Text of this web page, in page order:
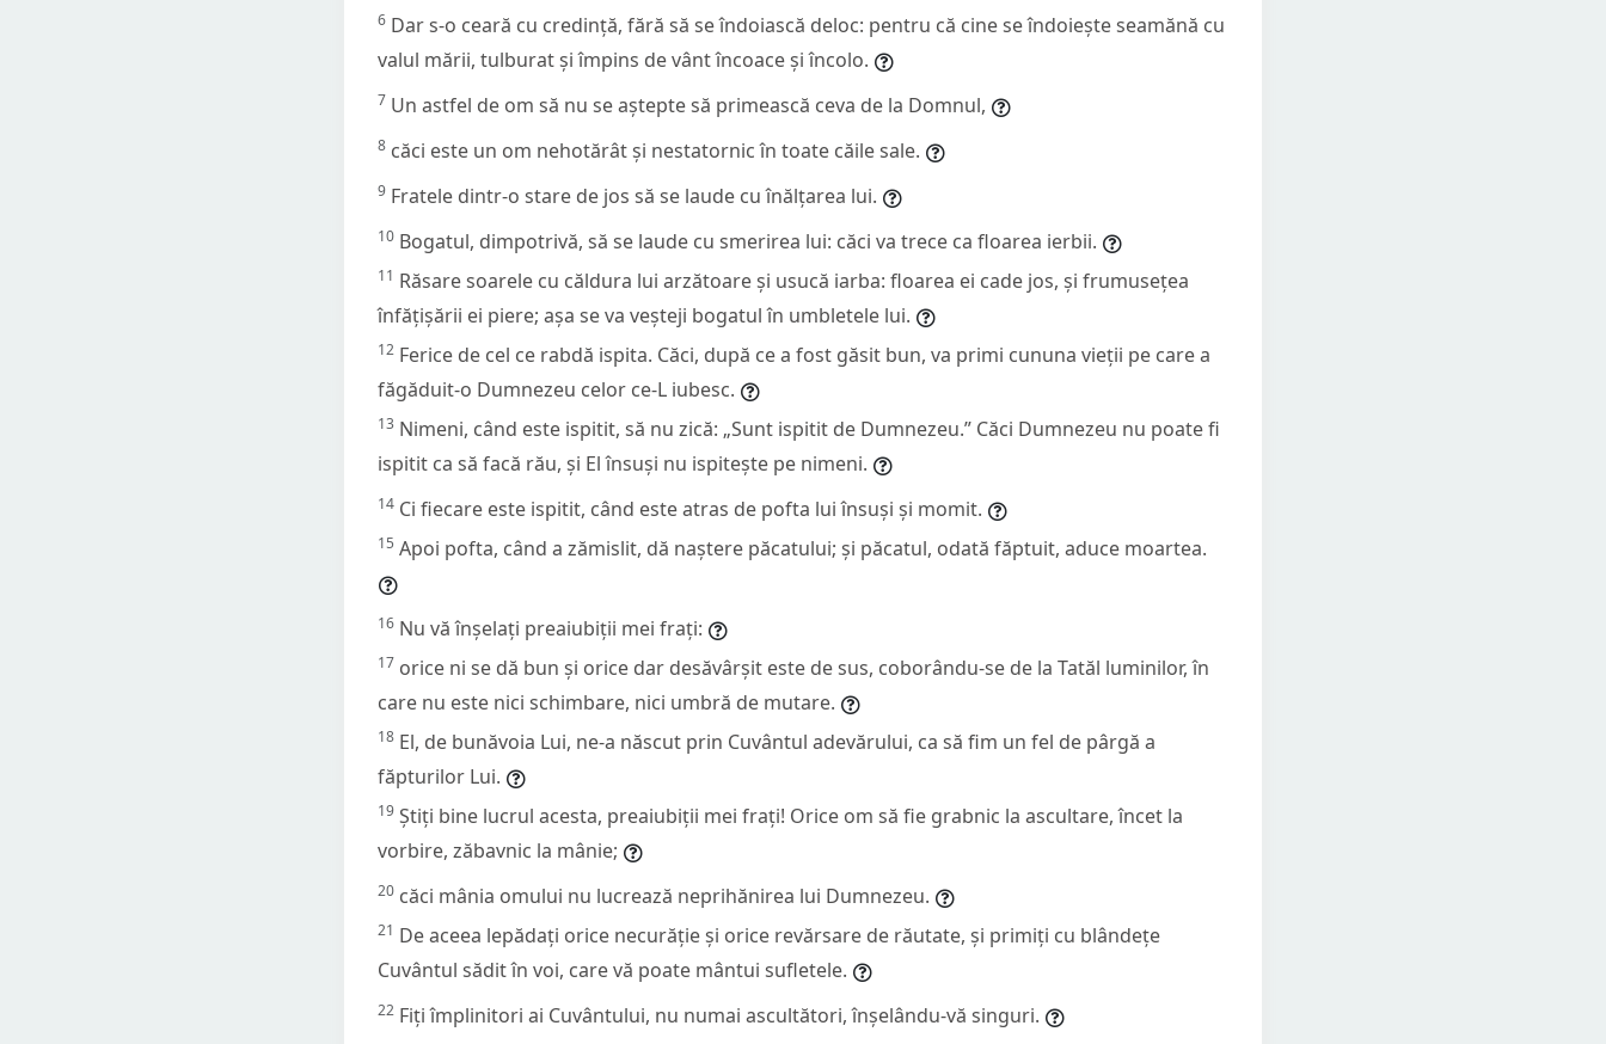
6 Dar s-o ceară cu credință, fără să se îndoiască deloc: pentru că cine se îndoiește seamănă cu
valul mării, tulburat și împins de vânt încoace și încolo.
7 Un astfel de om să nu se aștepte să primească ceva de la Domnul,
8 căci este un om nehotărât și nestatornic în toate căile sale.
9 Fratele dintr-o stare de jos să se laude cu înălțarea lui.
10 Bogatul, dimpotrivă, să se laude cu smerirea lui: căci va trece ca floarea ierbii.
11 Răsare soarele cu căldura lui arzătoare și usucă iarba: floarea ei cade jos, și frumusețea
înfățișării ei piere; așa se va veșteji bogatul în umbletele lui.
12 Ferice de cel ce rabdă ispita. Căci, după ce a fost găsit bun, va primi cununa vieții pe care a
făgăduit-o Dumnezeu celor ce-L iubesc.
13 Nimeni, când este ispitit, să nu zică: „Sunt ispitit de Dumnezeu.” Căci Dumnezeu nu poate fi
ispitit ca să facă rău, și El însuși nu ispitește pe nimeni.
14 Ci fiecare este ispitit, când este atras de pofta lui însuși și momit.
15 Apoi pofta, când a zămislit, dă naștere păcatului; și păcatul, odată făptuit, aduce moartea.
16 Nu vă înșelați preaiubiții mei frați:
17 orice ni se dă bun și orice dar desăvârșit este de sus, coborându-se de la Tatăl luminilor, în
care nu este nici schimbare, nici umbră de mutare.
18 El, de bunăvoia Lui, ne-a născut prin Cuvântul adevărului, ca să fim un fel de pârgă a
făpturilor Lui.
19 Știți bine lucrul acesta, preaiubiții mei frați! Orice om să fie grabnic la ascultare, încet la
vorbire, zăbavnic la mânie;
20 căci mânia omului nu lucrează neprihănirea lui Dumnezeu.
21 De aceea lepădați orice necurăție și orice revărsare de răutate, și primiți cu blândețe
Cuvântul sădit în voi, care vă poate mântui sufletele.
22 Fiți împlinitori ai Cuvântului, nu numai ascultători, înșelându-vă singuri.